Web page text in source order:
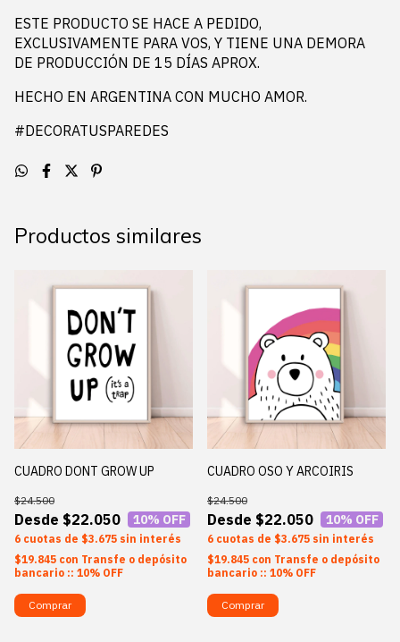
ESTE PRODUCTO SE HACE A PEDIDO,
EXCLUSIVAMENTE PARA VOS, Y TIENE UNA DEMORA
DE PRODUCCIÓN DE 15 DÍAS APROX.
HECHO EN ARGENTINA CON MUCHO AMOR.
#DECORATUSPAREDES
Productos similares
CUADRO DONT GROW UP
$22.050
$24.500
10% OFF
6 $3.675 sin interés
$19.845 con Transfe o depósito
bancario :: 10% OFF
Comprar
CUADRO OSO Y ARCOIRIS
$22.050
$24.500
10% OFF
6 $3.675 sin interés
$19.845 con Transfe o depósito
bancario :: 10% OFF
Comprar